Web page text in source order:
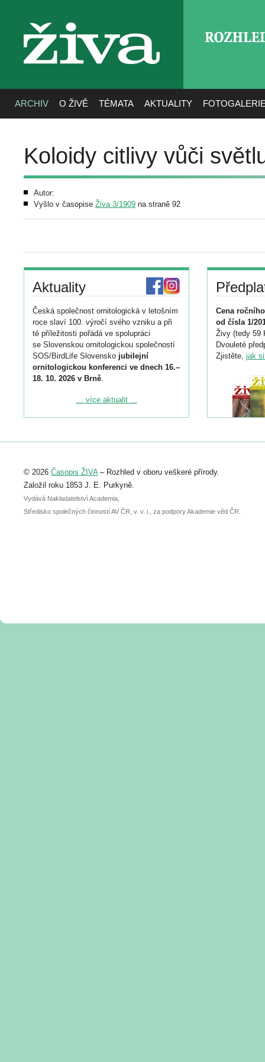
živa
ARCHIV O ŽIVĚ TÉMATA AKTUALITY
Koloidy citlivy vůči
Autor:
Vyšlo v časopise Živa 3/1909 na straně 92
Aktuality
Česká společnost ornitologická v letošním
roce slaví 100. výročí svého vzniku a při
té příležitosti pořádá ve spolupráci
se Slovenskou ornitologickou společností
SOS/BirdLife Slovensko jubilejní
ornitologickou konferenci ve dnech 16.–
18. 10. 2026 v Brně.
Podrobnější informace ke konferenci
Registrovat se můžete do 6. září.
abstraktu přihlášené přednášky nebo
posteru je už 30. června.
... více aktualit ...
Cena
od čísla 1/
Živy (tedy 59
Dvouleté
Zjistěte, jak
© 2026 Časopis ŽIVA– Rozhled v oboru veškeré přírody.
Založil roku 1853 J. E. Purkyně.
Vydává Nakladatelství Academia,
Středisko společných činností AV ČR, v. v. i., za podpory Akademie věd ČR.